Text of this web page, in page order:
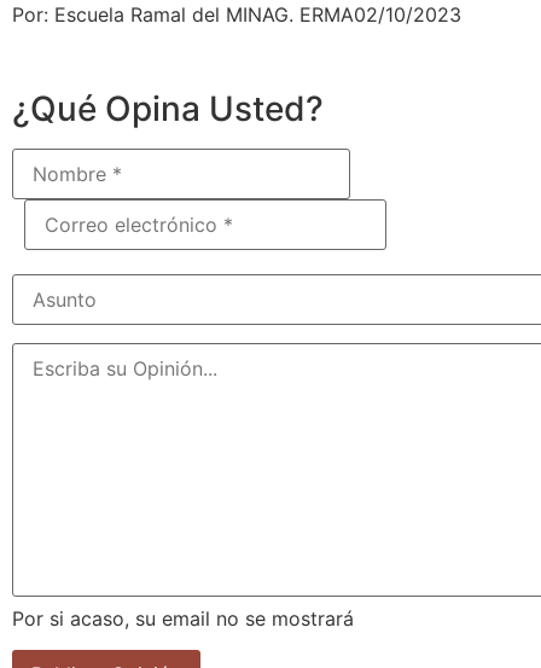
Por: Escuela Ramal del MINAG. ERMA02/10/2023
¿Qué Opina Usted?
Por si acaso, su email no se mostrará